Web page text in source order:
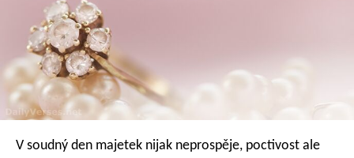
V soudný den majetek nijak neprospěje, poctivost ale